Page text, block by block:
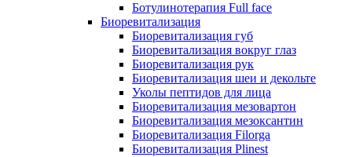
Ботулинотерапия Full face
Биоревитализация
Биоревитализация губ
Биоревитализация вокруг глаз
Биоревитализация рук
Биоревитализация шеи и декольте
Уколы пептидов для лица
Биоревитализация мезовартон
Биоревитализация мезоксантин
Биоревитализация Filorga
Биоревитализация Plinest